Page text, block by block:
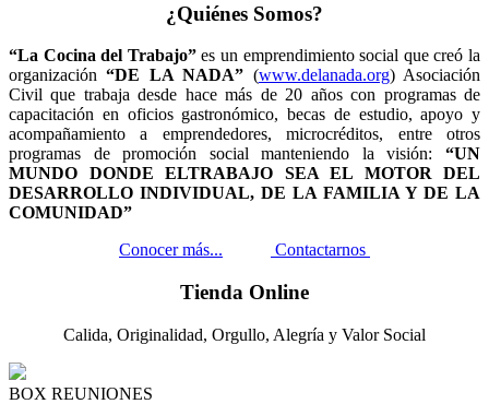
¿Quiénes Somos?
“La Cocina del Trabajo”es un emprendimiento social que creó la
organización“DE LA NADA” (www.delanada.org) Asociación
Civil que trabaja desde hace más de 20 años con programas de
capacitación en oficios gastronómico, becas de estudio, apoyo y
acompañamiento a emprendedores, microcréditos, entre otros
programas de promoción social manteniendo la visión: “UN
MUNDO DONDE ELTRABAJO SEA EL MOTOR DEL
DESARROLLO INDIVIDUAL, DE LA FAMILIA Y DE LA
COMUNIDAD”
Conocer más...
Contactarnos
Tienda Online
Calida, Originalidad, Orgullo, Alegría y Valor Social
BOX REUNIONES